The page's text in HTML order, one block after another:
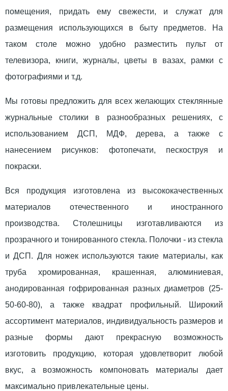
помещения, придать ему свежести, и служат для
размещения использующихся в быту предметов. На
таком столе можно удобно разместить пульт от
телевизора, книги, журналы, цветы в вазах, рамки с
фотографиями и т.д.
Мы готовы предложить для всех желающих стеклянные
журнальные столики в разнообразных решениях, с
использованием ДСП, МДФ, дерева, а также с
нанесением рисунков: фотопечати, пескоструя и
покраски.
Вся продукция изготовлена из высококачественных
материалов отечественного и иностранного
производства. Столешницы изготавливаются из
прозрачного и тонированного стекла. Полочки - из стекла
и ДСП. Для ножек используются такие материалы, как
труба хромированная, крашенная, алюминиевая,
анодированная гофрированная разных диаметров (25-
50-60-80), а также квадрат профильный. Широкий
ассортимент материалов, индивидуальность размеров и
разные формы дают прекрасную возможность
изготовить продукцию, которая удовлетворит любой
вкус, а возможность компоновать материалы дает
максимально привлекательные цены.